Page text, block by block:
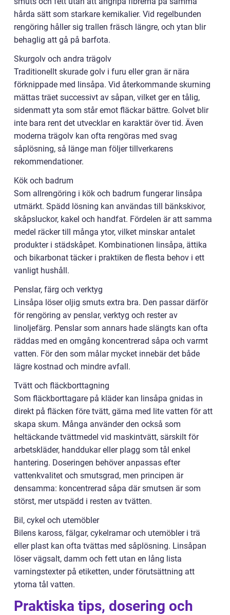
hårda sätt som starkare kemikalier. Vid regelbunden
rengöring håller sig trallen fräsch längre, och ytan blir
behaglig att gå på barfota.
Skurgolv och andra trägolv
Traditionellt skurade golv i furu eller gran är nära
förknippade med linsåpa. Vid återkommande skurning
mättas träet successivt av såpan, vilket ger en tålig,
sidenmatt yta som står emot fläckar bättre. Golvet blir
inte bara rent det utvecklar en karaktär över tid. Även
moderna trägolv kan ofta rengöras med svag
såplösning, så länge man följer tillverkarens
rekommendationer.
Kök och badrum
Som allrengöring i kök och badrum fungerar linsåpa
utmärkt. Spädd lösning kan användas till bänkskivor,
skåpsluckor, kakel och handfat. Fördelen är att samma
medel räcker till många ytor, vilket minskar antalet
produkter i städskåpet. Kombinationen linsåpa, ättika
och bikarbonat täcker i praktiken de flesta behov i ett
vanligt hushåll.
Penslar, färg och verktyg
Linsåpa löser oljig smuts extra bra. Den passar därför
för rengöring av penslar, verktyg och rester av
linoljefärg. Penslar som annars hade slängts kan ofta
räddas med en omgång koncentrerad såpa och varmt
vatten. För den som målar mycket innebär det både
lägre kostnad och mindre avfall.
Tvätt och fläckborttagning
Som fläckborttagare på kläder kan linsåpa gnidas in
direkt på fläcken före tvätt, gärna med lite vatten för att
skapa skum. Många använder den också som
heltäckande tvättmedel vid maskintvätt, särskilt för
arbetskläder, handdukar eller plagg som tål enkel
hantering. Doseringen behöver anpassas efter
vattenkvalitet och smutsgrad, men principen är
densamma: koncentrerad såpa där smutsen är som
störst, mer utspädd i resten av tvätten.
Bil, cykel och utemöbler
Bilens kaross, fälgar, cykelramar och utemöbler i trä
eller plast kan ofta tvättas med såplösning. Linsåpan
löser vägsalt, damm och fett utan en lång lista
varningstexter på etiketten, under förutsättning att
ytorna tål vatten.
Praktiska tips, dosering och